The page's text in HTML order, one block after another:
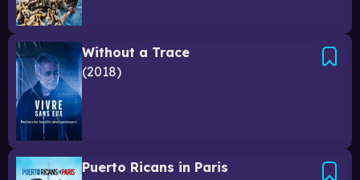
Without a Trace
2018
Puerto Ricans in Paris